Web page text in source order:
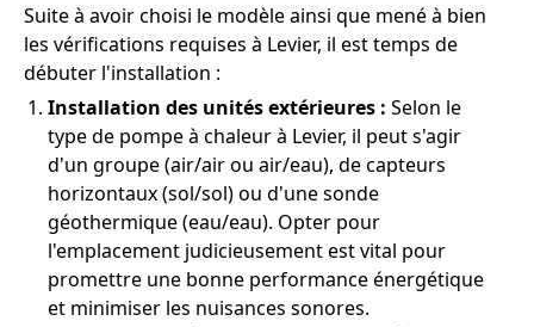
Suite à avoir choisi le modèle ainsi que mené à bien
les vérifications requises à Levier, il est temps de
débuter l'installation :
Installation des unités extérieures : Selon le
type de pompe à chaleur à Levier, il peut s'agir
d'un groupe (air/air ou air/eau), de capteurs
horizontaux (sol/sol) ou d'une sonde
géothermique (eau/eau). Opter pour
l'emplacement judicieusement est vital pour
promettre une bonne performance énergétique
et minimiser les nuisances sonores.